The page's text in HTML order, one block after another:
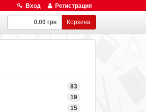
Вход Регистрация
0.00 грн Корзина
83
19
15